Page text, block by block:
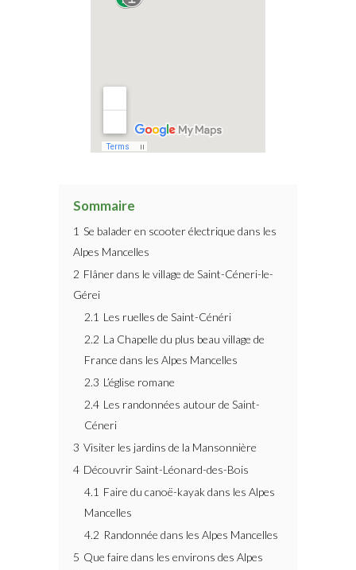
Sommaire
1 Se balader en scooter électrique dans les
Alpes Mancelles
2 Flâner dans le village de Saint-Céneri-le-
Gérei
2.1 Les ruelles de Saint-Cénéri
2.2 La Chapelle du plus beau village de
France dans les Alpes Mancelles
2.3 L’église romane
2.4 Les randonnées autour de Saint-
Céneri
3 Visiter les jardins de la Mansonnière
4 Découvrir Saint-Léonard-des-Bois
4.1 Faire du canoë-kayak dans les Alpes
Mancelles
4.2 Randonnée dans les Alpes Mancelles
5 Que faire dans les environs des Alpes